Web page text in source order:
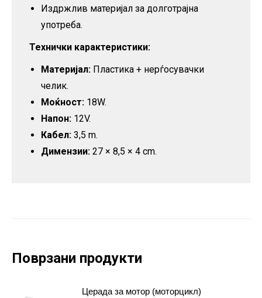
Издржлив материјал за долготрајна
употреба.
Технички карактеристики:
Материјал: Пластика + нерѓосувачки
челик.
Моќност: 18W.
Напон: 12V.
Кабел: 3,5 m.
Димензии: 27 × 8,5 × 4 cm.
Поврзани продукти
Церада за мотор (моторцикл)